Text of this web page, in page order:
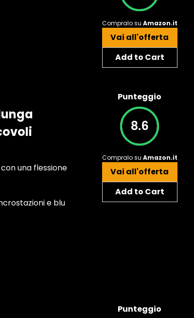
Compralo su Amazon.it
Vai all'offerta
Add to Cart
una flessione
e blu
Punteggio
8.6
Compralo su Amazon.it
Vai all'offerta
Add to Cart
Punteggio